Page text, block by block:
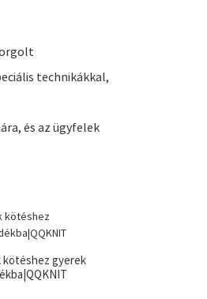
technikákkal,
és az ügyfelek
kötéshez gyerek